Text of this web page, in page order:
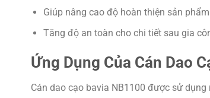
Giúp nâng cao độ hoàn thiện sản phẩm
Tăng độ an toàn cho chi tiết sau gia
Ứng Dụng Của Cán Dao
Cán dao cạo bavia NB1100 được sử dụng